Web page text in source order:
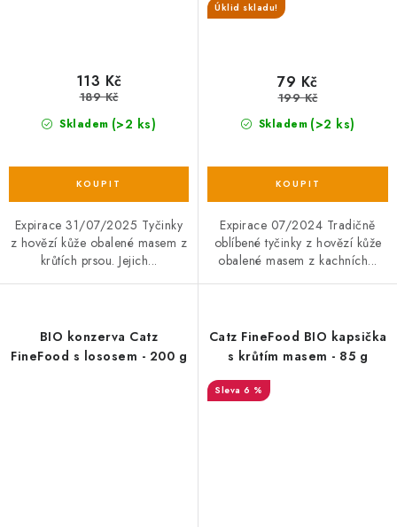
Skladem (>2 ks)
113 Kč
189 Kč
Expirace 31/07/2025 Tyčinky
z hovězí kůže obalené masem z
krůtích prsou. Jejich...
Úklid skladu!
Skladem (>2 ks)
79 Kč
199 Kč
Expirace 07/2024 Tradičně
oblíbené tyčinky z hovězí kůže
obalené masem z kachních...
BIO konzerva Catz
FineFood s lososem - 200 g
Catz FineFood BIO kapsička
s krůtím masem - 85 g
6 %